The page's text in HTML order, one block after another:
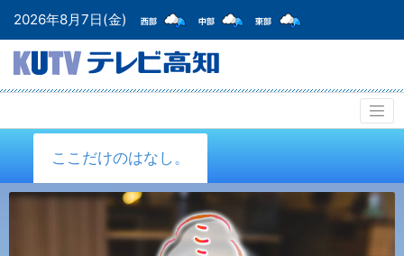
2026年8月7日(金)
ここだけのはなし。